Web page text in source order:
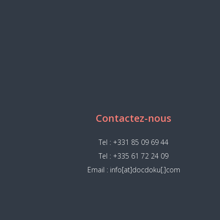
Contactez-nous
Tel : +331 85 09 69 44
Tel : +335 61 72 24 09
Email : info[at]docdoku[.]com